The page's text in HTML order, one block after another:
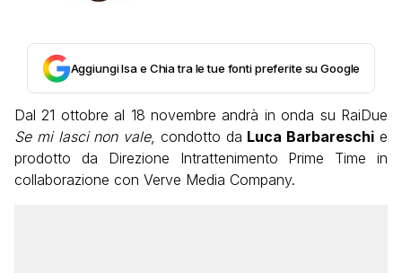
Aggiungi Isa e Chia tra le tue fonti preferite su Google
Dal 21 ottobre al 18 novembre andrà in onda su RaiDue
Se mi lasci non vale, condotto da Luca Barbareschi e
prodotto da Direzione Intrattenimento Prime Time in
collaborazione con Verve Media Company.